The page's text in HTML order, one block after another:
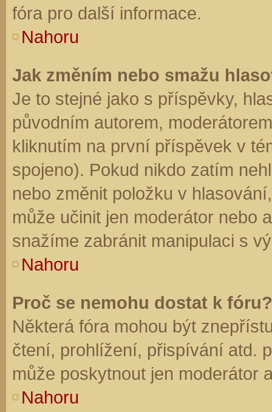
fóra pro další informace.
Nahoru
Jak změním nebo smažu
Je to stejné jako s příspěvky,
původním autorem,
kliknutím na první příspěvek v
spojeno). Pokud nikdo zatím
nebo změnit položku v
může učinit jen moderátor nebo
snažíme zabránit manipulaci s
Nahoru
Proč se nemohu dostat k fóru?
Některá fóra mohou být
čtení, prohlížení, přispívání atd.
může poskytnout jen moderátor
Nahoru